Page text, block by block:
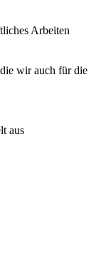
Arbeiten
wir auch für die
aus